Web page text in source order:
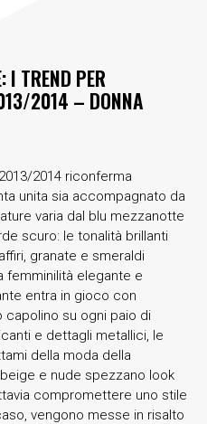
I TREND PER
2014 – DONNA
2014 riconferma
unita sia accompagnato da
varia dal blu mezzanotte
scuro: le tonalità brillanti
granate e smeraldi
femminilità elegante e
entra in gioco con
capolino su ogni paio di
e dettagli metallici, le
della moda della
e nude spezzano look
compromettere uno stile
vengono messe in risalto